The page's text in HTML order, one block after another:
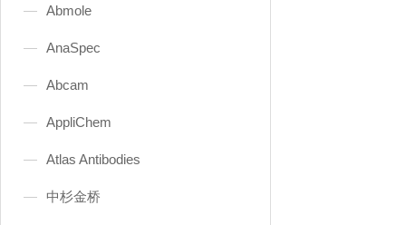
Abmole
AnaSpec
Abcam
AppliChem
Atlas Antibodies
中杉金桥